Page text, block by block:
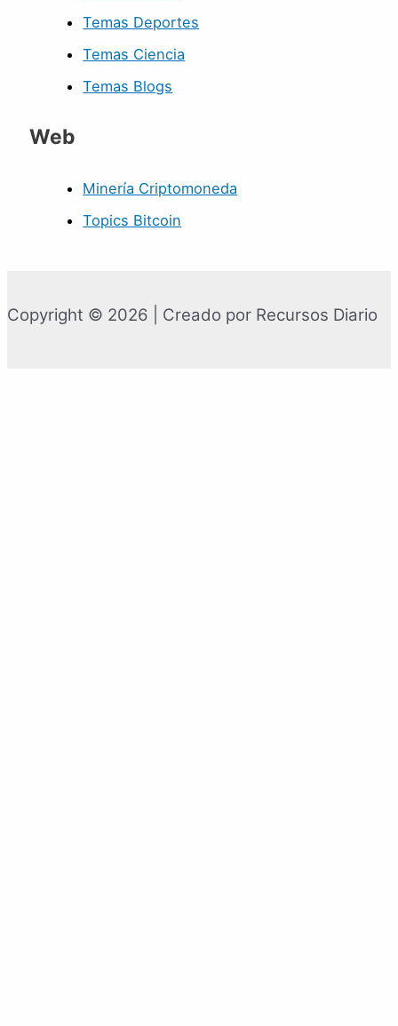
Temas Deportes
Temas Ciencia
Temas Blogs
Web
Minería Criptomoneda
Topics Bitcoin
Copyright © 2026 | Creado por Recursos Diario